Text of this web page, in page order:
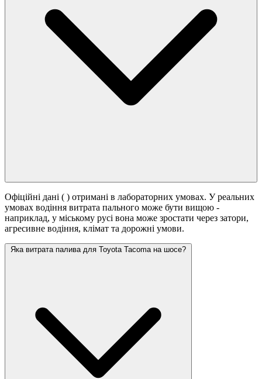
Офіційні дані ( ) отримані в лабораторних умовах. У реальних
умовах водіння витрата пального може бути вищою -
наприклад, у міському русі вона може зростати через затори,
агресивне водіння, клімат та дорожні умови.
Яка витрата палива для Toyota Tacoma на шосе?